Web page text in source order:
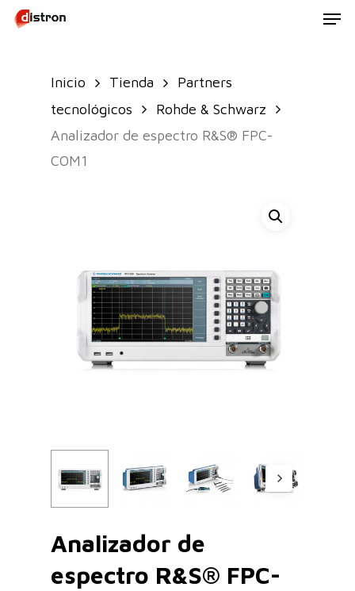
Skip
Inicio Tienda
Partners
tecnológicos
Rohde & Schwarz
Analizador de espectro R&S® FPC-
COM1
Analizador de
espectro R&S® FPC-